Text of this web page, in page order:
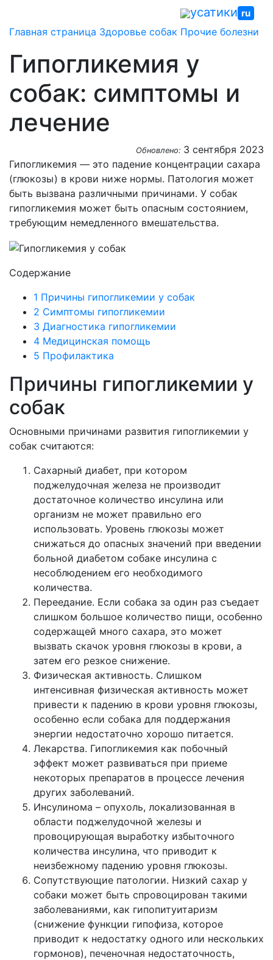
content
усатики ru
Главная страница Здоровье собак Прочие болезни
Гипогликемия у
собак: симптомы и
лечение
Обновлено: 3 сентября 2023
Гипогликемия — это падение концентрации сахара
(глюкозы) в крови ниже нормы. Патология может
быть вызвана различными причинами. У собак
гипогликемия может быть опасным состоянием,
требующим немедленного вмешательства.
Содержание
1 Причины гипогликемии у собак
2 Симптомы гипогликемии
3 Диагностика гипогликемии
4 Медицинская помощь
5 Профилактика
Причины гипогликемии у
собак
Основными причинами развития гипогликемии у
собак считаются:
Сахарный диабет, при котором
поджелудочная железа не производит
достаточное количество инсулина или
организм не может правильно его
использовать. Уровень глюкозы может
снижаться до опасных значений при введении
больной диабетом собаке инсулина с
несоблюдением его необходимого
количества.
Переедание. Если собака за один раз съедает
слишком большое количество пищи, особенно
содержащей много сахара, это может
вызвать скачок уровня глюкозы в крови, а
затем его резкое снижение.
Физическая активность. Слишком
интенсивная физическая активность может
привести к падению в крови уровня глюкозы,
особенно если собака для поддержания
энергии недостаточно хорошо питается.
Лекарства. Гипогликемия как побочный
эффект может развиваться при приеме
некоторых препаратов в процессе лечения
других заболеваний.
Инсулинома – опухоль, локализованная в
области поджелудочной железы и
провоцирующая выработку избыточного
количества инсулина, что приводит к
неизбежному падению уровня глюкозы.
Сопутствующие патологии. Низкий сахар у
собаки может быть спровоцирован такими
заболеваниями, как гипопитуитаризм
(снижение функции гипофиза, которое
приводит к недостатку одного или нескольких
гормонов), печеночная недостаточность,